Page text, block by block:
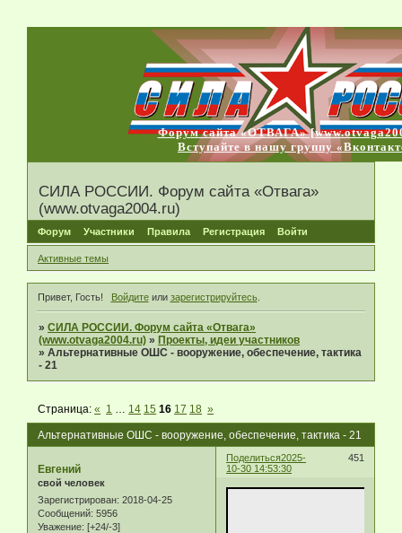
Форум сайта «ОТВАГА»
Вступайте в нашу группу
СИЛА РОССИИ. Форум сайта «Отвага»
(www.otvaga2004.ru)
Форум Участники Правила Регистрация Войти
Активные темы
Привет, Гость! Войдитеили зарегистрируйтесь.
»СИЛА РОССИИ. Форум сайта «Отвага»
(www.otvaga2004.ru) » Проекты, идеи участников
»Альтернативные ОШС - вооружение, обеспечение, тактика
- 21
Альтернативные ОШС - вооружение, обеспечение, тактика - 21
Страница:« 1 14 15 16 17 18 »
Поделиться 451
2025-
10-30 14:53:30
Eвгeний
свой человек
Зарегистрирован: 2018-04-25
Сообщений: 5956
Уважение: [+24/-3]